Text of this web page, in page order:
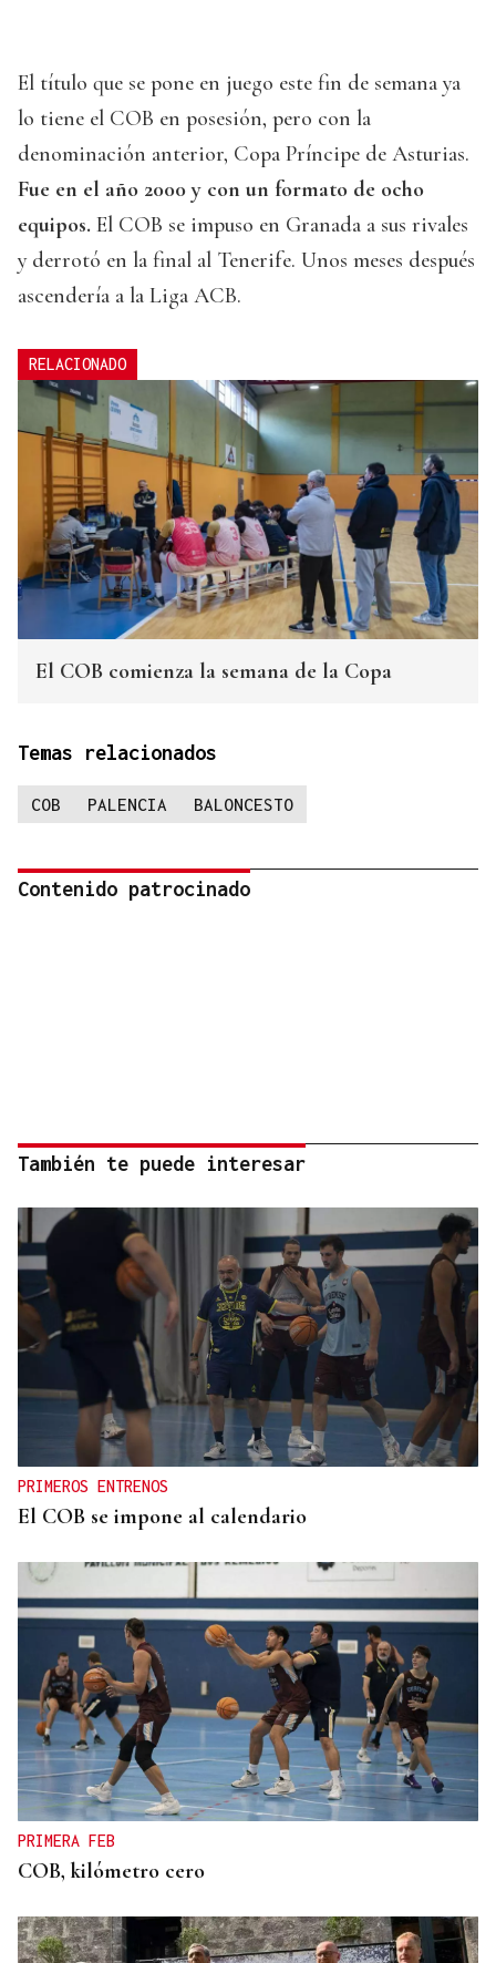
El título que se pone en juego este fin de semana ya
lo tiene el COB en posesión, pero con la
denominación anterior, Copa Príncipe de Asturias.
Fue en el año 2000 y con un formato de ocho
equipos. El COB se impuso en Granada a sus rivales
y derrotó en la final al Tenerife. Unos meses después
ascendería a la Liga ACB.
RELACIONADO
El COB comienza la semana de la Copa
Temas relacionados
COB PALENCIA BALONCESTO
Contenido patrocinado
También te puede interesar
PRIMEROS ENTRENOS
El COB se impone al calendario
PRIMERA FEB
COB, kilómetro cero